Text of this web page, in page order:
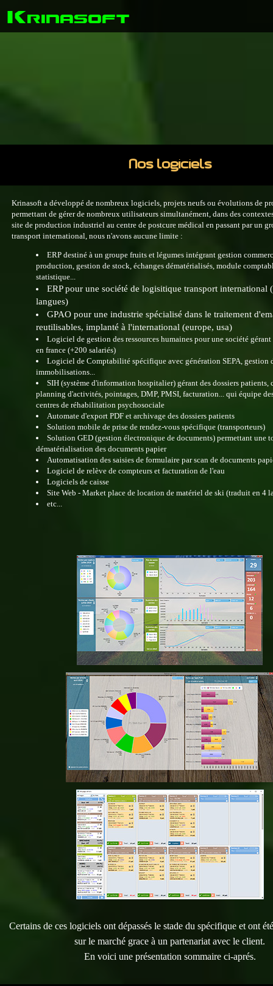
Krinasoft
Nos logiciels
Krinasoft a développé de nombreux logiciels, projets neufs ou évolutions de
permettant de gérer de nombreux utilisateurs simultanément, dans des
site de production industriel au centre de postcure médical en passant par un
transport international, nous n'avons aucune limite :
ERP destiné à un groupe fruits et légumes intégrant gestion
production, gestion de stock, échanges dématérialisés, module
statistique...
ERP pour une société de logisitique transport international
langues)
GPAO pour une industrie spécialisé dans le traitement
reutilisables, implanté à l'international (europe, usa)
Logiciel de gestion des ressources humaines pour une société
en france (+200 salariés)
Logiciel de Comptabilité spécifique avec génération SEPA, gestion
immobilisations...
SIH (système d'information hospitalier) gérant des dossiers patients,
planning d'activités, pointages, DMP, PMSI, facturation... qui équipe des
centres de réhabilitation psychosociale
Automate d'export PDF et archivage des dossiers patients
Solution mobile de prise de rendez-vous spécifique (transporteurs)
Solution GED (gestion électronique de documents) permettant une
dématérialisation des documents papier
Automatisation des saisies de formulaire par scan de documents
Logiciel de relève de compteurs et facturation de l'eau
Logiciels de caisse
Site Web - Market place de location de matériel de ski (traduit en 4
etc...
Certains de ces logiciels ont dépassés le stade du spécifique et ont
sur le marché grace à un partenariat avec le client.
En voici une présentation sommaire ci-aprés.